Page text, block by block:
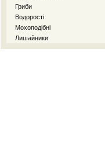
Гриби
Водорості
Мохоподібні
Лишайники